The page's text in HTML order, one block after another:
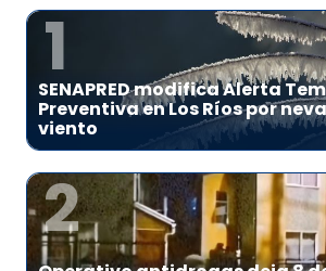
1
SENAPRED modifica Alerta
Preventiva en Los Ríos por
viento
2